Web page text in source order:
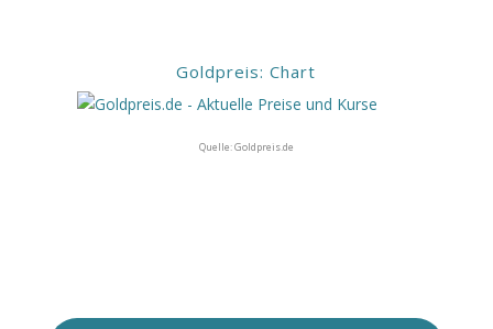
Goldpreis: Chart
Quelle: Goldpreis.de